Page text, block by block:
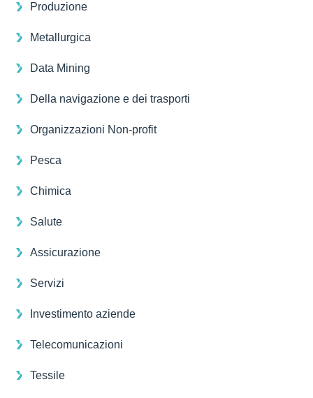
Produzione
Metallurgica
Data Mining
Della navigazione e dei trasporti
Organizzazioni Non-profit
Pesca
Chimica
Salute
Assicurazione
Servizi
Investimento aziende
Telecomunicazioni
Tessile